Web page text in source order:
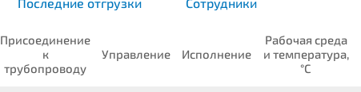
Присоединение
к
трубопроводу
Управление Исполнение
Рабочая среда
и температура,
°С